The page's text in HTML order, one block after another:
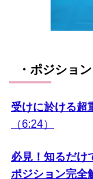
・ポジション
受けに於ける超
（6:24）
必見！知るだけ
ポジション完全